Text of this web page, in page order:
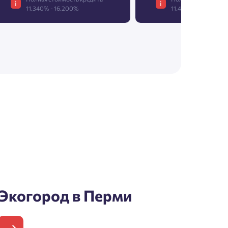
i
11.340% - 16.200%
i
11.413% - 16.305%
в Перми